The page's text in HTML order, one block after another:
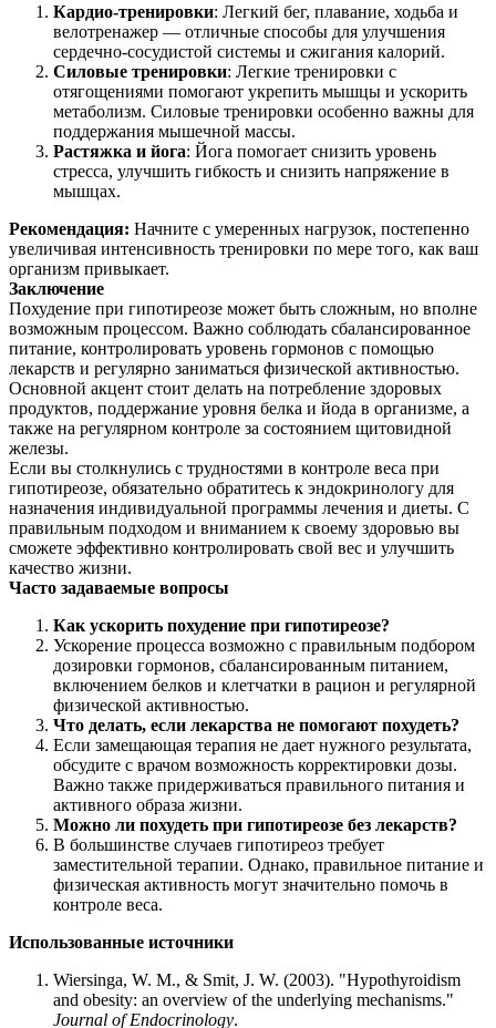
Кардио-тренировки: Легкий бег, плавание, ходьба и
велотренажер — отличные способы для улучшения
сердечно-сосудистой системы и сжигания калорий.
Силовые тренировки: Легкие тренировки с
отягощениями помогают укрепить мышцы и ускорить
метаболизм. Силовые тренировки особенно важны для
поддержания мышечной массы.
Растяжка и йога: Йога помогает снизить уровень
стресса, улучшить гибкость и снизить напряжение в
мышцах.
Рекомендация: Начните с умеренных нагрузок, постепенно
увеличивая интенсивность тренировки по мере того, как ваш
организм привыкает.
Заключение
Похудение при гипотиреозе может быть сложным, но вполне
возможным процессом. Важно соблюдать сбалансированное
питание, контролировать уровень гормонов с помощью
лекарств и регулярно заниматься физической активностью.
Основной акцент стоит делать на потребление здоровых
продуктов, поддержание уровня белка и йода в организме, а
также на регулярном контроле за состоянием щитовидной
железы.
Если вы столкнулись с трудностями в контроле веса при
гипотиреозе, обязательно обратитесь к эндокринологу для
назначения индивидуальной программы лечения и диеты. С
правильным подходом и вниманием к своему здоровью вы
сможете эффективно контролировать свой вес и улучшить
качество жизни.
Часто задаваемые вопросы
Как ускорить похудение при гипотиреозе?
Ускорение процесса возможно с правильным подбором
дозировки гормонов, сбалансированным питанием,
включением белков и клетчатки в рацион и регулярной
физической активностью.
Что делать, если лекарства не помогают похудеть?
Если замещающая терапия не дает нужного результата,
обсудите с врачом возможность корректировки дозы.
Важно также придерживаться правильного питания и
активного образа жизни.
Можно ли похудеть при гипотиреозе без лекарств?
В большинстве случаев гипотиреоз требует
заместительной терапии. Однако, правильное питание и
физическая активность могут значительно помочь в
контроле веса.
Использованные источники
Wiersinga, W. M., & Smit, J. W. (2003). "Hypothyroidism
and obesity: an overview of the underlying mechanisms."
Journal of Endocrinology.